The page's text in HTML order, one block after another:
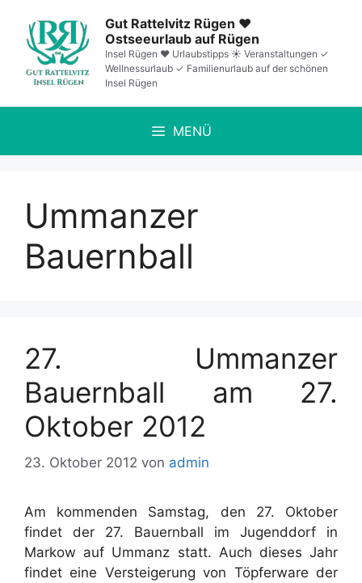
Inhalt
springen
Gut Rattelvitz Rügen ❤️
Ostseeurlaub auf Rügen
Insel Rügen ❤️ Urlaubstipps ☀️ Veranstaltungen ✓
Wellnessurlaub ✓ Familienurlaub auf der schönen
Insel Rügen
MENÜ
Ummanzer
Bauernball
27. Ummanzer
Bauernball am 27.
Oktober 2012
23. Oktober 2012 von admin
Am kommenden Samstag, den 27. Oktober
findet der 27. Bauernball im Jugenddorf in
Markow auf Ummanz statt. Auch dieses Jahr
findet eine Versteigerung von Töpferware der